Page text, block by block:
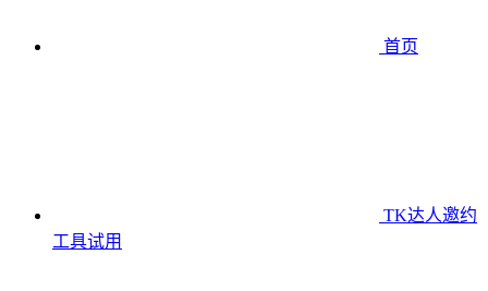
首页
TK达人邀约
工具试用